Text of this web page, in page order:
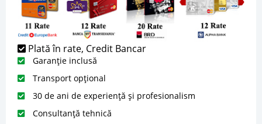
Plată în rate, Credit Bancar
Garanție inclusă
Transport opțional
30 de ani de experiență și profesionalism
Consultanță tehnică